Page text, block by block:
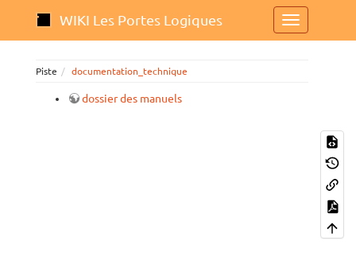
WIKI Les Portes Logiques
Piste documentation_technique
dossier des manuels